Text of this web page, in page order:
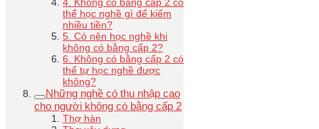
4. Không có bằng cấp 2 có
thể học nghề gì để kiếm
nhiều tiền?
5. Có nên học nghề khi
không có bằng cấp 2?
6. Không có bằng cấp 2 có
thể tự học nghề được
không?
Những nghề có thu nhập cao
cho người không có bằng cấp 2
Thợ hàn